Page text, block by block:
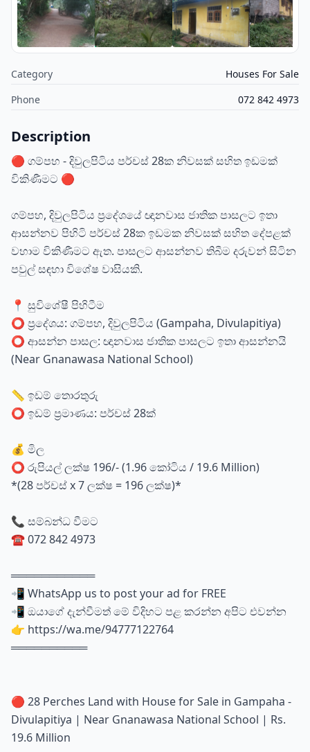
Category
Houses For Sale
Phone
072 842 4973
Description
🔴 ගම්පහ - දිවුලපිටිය පර්චස් 28ක නිවසක් සහිත ඉඩමක්
විකිණීමට 🔴
ගම්පහ, දිවුලපිටිය ප්‍රදේශයේ ඥානවාස ජාතික පාසලට ඉතා
ආසන්නව පිහිටි පර්චස් 28ක ඉඩමක නිවසක් සහිත දේපළක්
වහාම විකිණීමට ඇත. පාසලට ආසන්නව තිබීම දරුවන් සිටින
පවුල් සඳහා විශේෂ වාසියකි.
📍 සුවිශේෂී පිහිටීම
⭕ ප්‍රදේශය: ගම්පහ, දිවුලපිටිය (Gampaha, Divulapitiya)
⭕ ආසන්න පාසල: ඥානවාස ජාතික පාසලට ඉතා ආසන්නයි
(Near Gnanawasa National School)
📏 ඉඩම් තොරතුරු
⭕ ඉඩම් ප්‍රමාණය: පර්චස් 28ක්
💰 මිල
⭕ රුපියල් ලක්ෂ 196/- (1.96 කෝටිය / 19.6 Million)
*(28 පර්චස් x 7 ලක්ෂ = 196 ලක්ෂ)*
📞 සම්බන්ධ වීමට
☎️ 072 842 4973
═══════════
📲 WhatsApp us to post your ad for FREE
📲 ඔයාගේ දැන්වීමත් මේ විදිහට පළ කරන්න අපිට එවන්න
👉 https://wa.me/94777122764
══════════
🔴 28 Perches Land with House for Sale in Gampaha -
Divulapitiya | Near Gnanawasa National School | Rs.
19.6 Million